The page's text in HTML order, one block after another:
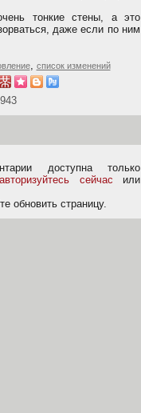
тонкие стены, а это
даже если по ним
, список изменений
доступна только
авторизуйтесь сейчас или
обновить страницу.